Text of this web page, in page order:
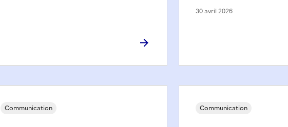
30 avril 2026
Communication Communication